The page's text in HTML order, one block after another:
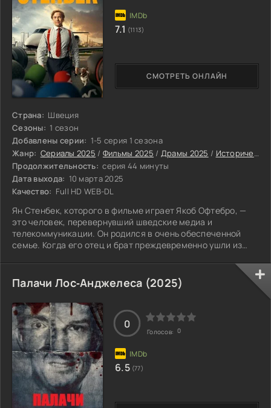
Страна: Швеция
Сезоны: 1 сезон
Добавлены серии: 1-5 серия 1 сезона
Жанр: Сериалы 2025 / Фильмы 2025 / Драмы 2025 / Исторические фильмы 2025
Продолжительность: серия 44 минуты
Дата выхода: 10 марта 2025
Качество: Full HD WEB-DL
Ян Стенбек, которого в фильме играет Якоб Офтебро, —
это человек, перевернувший шведские медиа и
телекоммуникации. Он родился в очень обеспеченной
семье. Когда его отец и брат преждевременно ушли из
СМОТРЕТЬ ОНЛАЙН
7.1 (1113)
Палачи Лос‑Анджелеса (2025)
0
Голосов: 0
6.5 (77)